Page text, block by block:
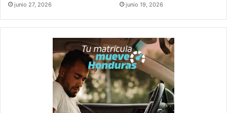
junio 27, 2026 junio 19, 2026